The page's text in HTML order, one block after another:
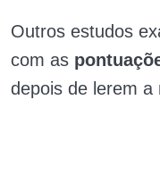
Outros estudos
com as
depois de lerem a